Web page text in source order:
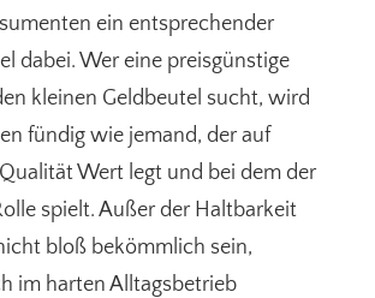
ein entsprechender
dabei. Wer eine preisgünstige
kleinen Geldbeutel sucht, wird
fündig wie jemand, der auf
Wert legt und bei dem der
spielt. Außer der Haltbarkeit
bloß bekömmlich sein,
im harten Alltagsbetrieb